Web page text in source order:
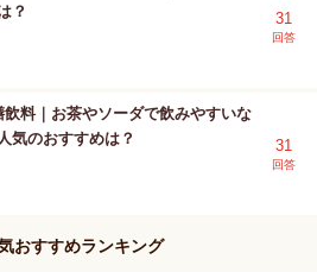
？
31
回答
飲料｜お茶やソーダで飲みやすいな
気のおすすめは？
31
回答
おすすめランキング